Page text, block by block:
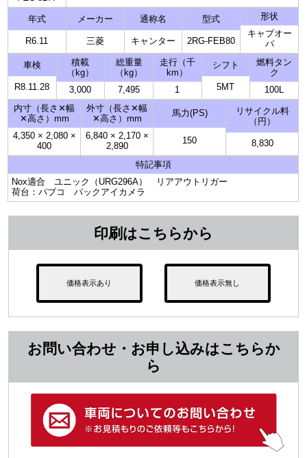
年式
R6.11
メーカー
三菱
通称名
キャンター
型式
2RG-FEB80
形状
キャブオー
バ
車検
R8.11.28
積載
（kg）
3,000
総重量
（kg）
7,495
走行（千
km）
1
シフト
5MT
燃料タン
ク
100L
内寸（長さ✕幅
✕高さ）mm
4,350 × 2,080 ×
400
外寸（長さ✕幅
✕高さ）mm
6,840 × 2,170 ×
2,890
馬力(PS)
150
リサイクル料
（円）
8,830
特記事項
Nox適合 ユニック（URG296A） リアアウトリガー
荷台：パブコ バックアイカメラ
印刷はこちらから
価格表示あり 価格表示無し
お問い合わせ・お申し込みはこちらか
ら